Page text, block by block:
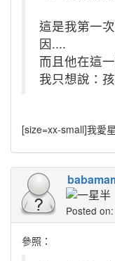
這是我第一
因....
而且他在這
我只想說：
[size=xx-small]我愛
Posted
參照：